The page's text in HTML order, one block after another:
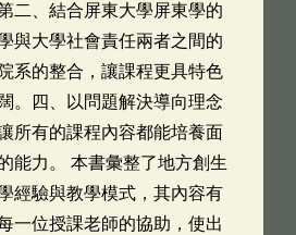
二、結合屏東大學屏東學的
與大學社會責任兩者之間的
系的整合，讓課程更具特色
。四、以問題解決導向理念
所有的課程內容都能培養面
能力。 本書彙整了地方創生
經驗與教學模式，其內容有
一位授課老師的協助，使出